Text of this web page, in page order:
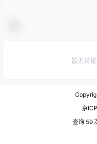
暂无讨
京
查询 59